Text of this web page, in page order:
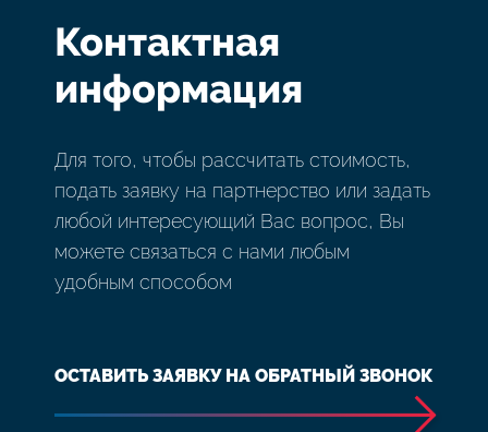
Контактная
информация
Для того, чтобы рассчитать стоимость,
подать заявку на партнерство или задать
любой интересующий Вас вопрос, Вы
можете связаться с нами любым
удобным способом
ОСТАВИТЬ ЗАЯВКУ НА ОБРАТНЫЙ ЗВОНОК